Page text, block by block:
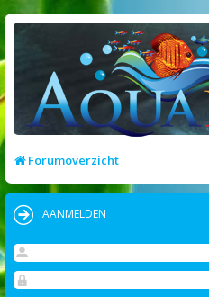
Forumoverzicht
AANMELDEN